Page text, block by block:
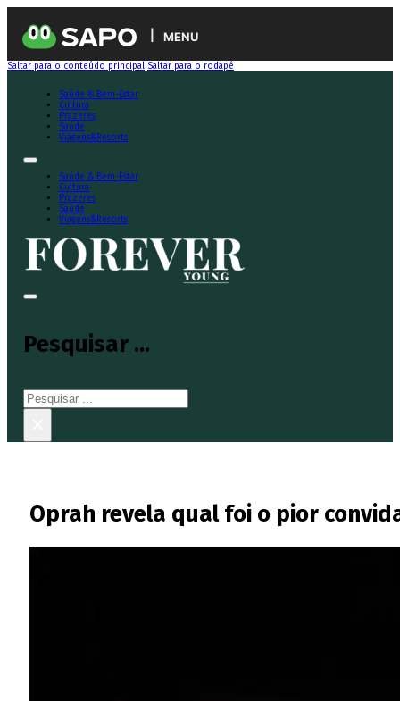
MENU
Saltar para o conteúdo principal Saltar para o rodapé
Saúde & Bem-Estar
Cultura
Prazeres
Saúde
Viagens&Resorts
Saúde & Bem-Estar
Cultura
Prazeres
Saúde
Viagens&Resorts
Pesquisar ...
Pesquisar
Oprah revela qual foi o pior